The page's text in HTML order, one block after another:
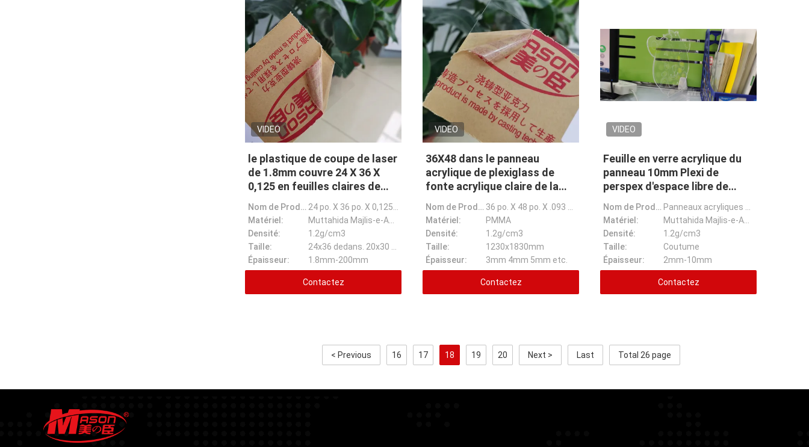
VIDEO
le plastique de coupe de laser
de 1.8mm couvre 24 X 36 X
0,125 en feuilles claires de
Nom de Prodcuct:
Matériel:
Densité:
1.2g/cm3
Taille:
Épaisseur:
1.8mm-200mm
Contactez
VIDEO
36X48 dans le panneau
acrylique de plexiglass de
fonte acrylique claire de la
Nom de Prodcuct:
Matériel:
PMMA
Densité:
1.2g/cm3
Taille:
1230x1830mm
Épaisseur:
3mm 4mm 5mm etc.
Contactez
VIDEO
Feuille en verre acrylique du
panneau 10mm Plexi de
perspex d'espace libre de
transparent
Nom de Prodcuct:
Matériel:
Densité:
1.2g/cm3
Taille:
Coutume
Épaisseur:
2mm-10mm
Contactez
< Previous 16 17 18 19 20 Next > Last Total 26 page